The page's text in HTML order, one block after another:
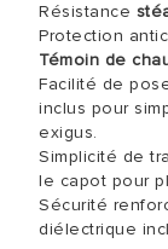
Résistance
Protection
Témoin de
Facilité de
inclus pour
exigus.
Simplicité de
le capot pour
Sécurité
diélectrique